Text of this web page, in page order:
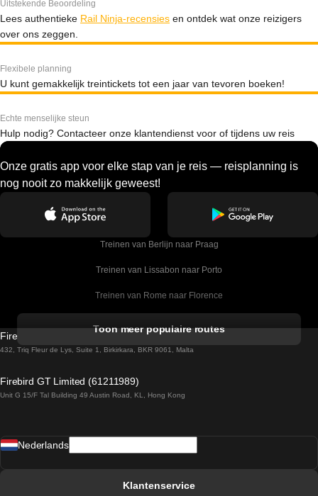
Uitstekende Beoordeling
Lees authentieke Rail Ninja-recensies en ontdek wat onze reizigers
over ons zeggen.
Flexibele planning
U kunt gemakkelijk treintickets tot een jaar van tevoren boeken!
Echte menselijke steun
Hulp nodig? Contacteer onze klantendienst voor of tijdens uw reis
Onze gratis app voor elke stap van je reis — reisplanning is
nog nooit zo makkelijk geweest!
Treinen van Berlijn naar Praag
Treinen van Lissabon naar Porto
Treinen van Rome naar Florence
Treinen van Sevilla naar Barcelona
Treinen van Praag naar Wenen
Toon meer populaire routes
Firebird GT Limited (OC 1451)
432, Triq Fleur de Lys, Suite 1, Birkirkara, BKR 9061, Malta
Firebird GT Limited (61211989)
Unit G 15/F Tal Building 49 Austin Road, KL, Hong Kong
Nederlands
Klantenservice